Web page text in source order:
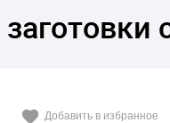
Добавить в избранное